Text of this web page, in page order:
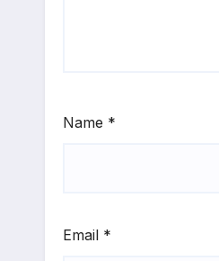
Name *
Email *